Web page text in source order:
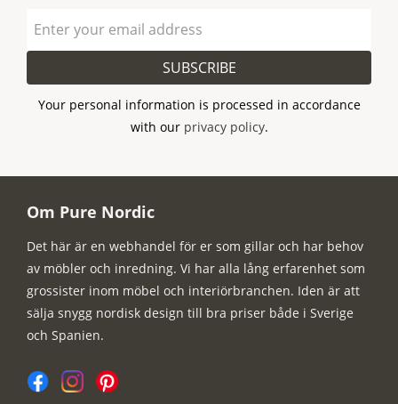
SUBSCRIBE
Your personal information is processed in accordance
with our privacy policy.
Om Pure Nordic
Det här är en webhandel för er som gillar och har behov
av möbler och inredning. Vi har alla lång erfarenhet som
grossister inom möbel och interiörbranchen. Iden är att
sälja snygg nordisk design till bra priser både i Sverige
och Spanien.